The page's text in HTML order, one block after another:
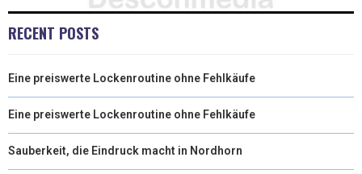
E
)
K S
RECENT POSTS
Eine preiswerte Lockenroutine ohne Fehlkäufe
Eine preiswerte Lockenroutine ohne Fehlkäufe
Sauberkeit, die Eindruck macht in Nordhorn